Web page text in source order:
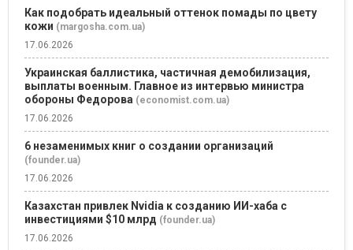
Как подобрать идеальный оттенок помады по цвету
кожи (margosha.com.ua)
17.06.2026
Украинская баллистика, частичная демобилизация,
выплаты военным. Главное из интервью министра
обороны Федорова (economist.com.ua)
17.06.2026
6 незаменимых книг о создании организаций
(founder.ua)
17.06.2026
Казахстан привлек Nvidia к созданию ИИ-хаба с
инвестициями $10 млрд (founder.ua)
17.06.2026